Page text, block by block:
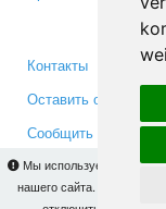
Мы используем cookies
нашего сайта. На
Контакты
Оставить отзыв
Сообщить об ошибке